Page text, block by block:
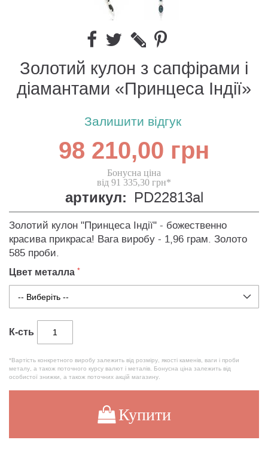
Золотий кулон з сапфірами і
діамантами «Принцеса Індії»
Залишити відгук
98 210,00 грн
Бонусна ціна
від 91 335,30 грн*
артикул: PD22813al
Золотий кулон "Принцеса Індії" - божественно
красива прикраса! Вага виробу - 1,96 грам. Золото
585 проби.
Цвет металла
К-сть
*Вартість конкретного виробу залежить від розміру, якості каменів, ваги і проби
металу, а також поточного курсу валют і металів. Бонусна ціна залежить від
особистої знижки, а також поточних акцій магазину.
Купити